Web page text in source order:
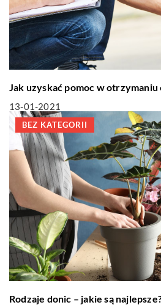
Jak uzyskać pomoc w otrzymaniu
13-01-2021
BEZ KATEGORII
Rodzaje donic – jakie są